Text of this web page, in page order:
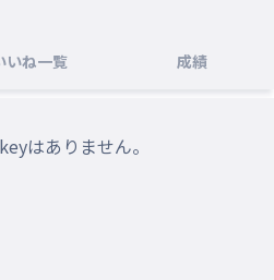
いね一覧 成績
はありません。